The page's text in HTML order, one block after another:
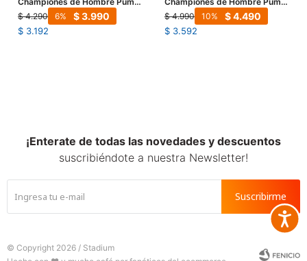
Smash 3.0 Mns - Negro -
$ 4.290 $3.990
6
$ 3.192
Park Life Style SK8 - Negro -
$ 4.990 $4.490
10
$ 3.592
¡Enterate de todas las novedades y descuentos
suscribiéndote a nuestra Newsletter!
Suscribirme
© Copyright 2026 / Stadium